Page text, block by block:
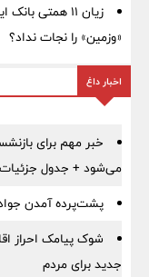
«وزمین» را نجات نداد؟
اخبار داغ
می‌شود + جدول جزئیات
پشت‌پرده آمدن جواد
شوک پیامک احراز
جدید برای مردم